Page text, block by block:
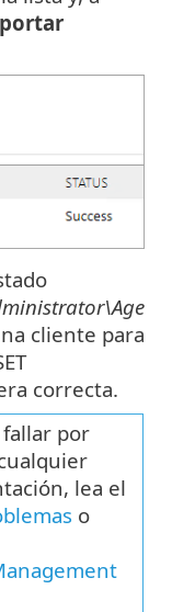
cliente para
correcta.
por
lea el
o